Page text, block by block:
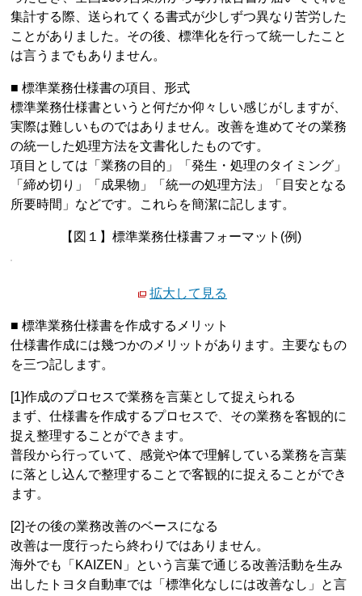
集計する際、送られてくる書式が少しずつ異なり苦労した
ことがありました。その後、標準化を行って統一したこと
は言うまでもありません。
■ 標準業務仕様書の項目、形式
標準業務仕様書というと何だか仰々しい感じがしますが、
実際は難しいものではありません。改善を進めてその業務
の統一した処理方法を文書化したものです。
項目としては「業務の目的」「発生・処理のタイミング」
「締め切り」「成果物」「統一の処理方法」「目安となる
所要時間」などです。これらを簡潔に記します。
【図１】標準業務仕様書フォーマット(例)
拡大して見る
■ 標準業務仕様書を作成するメリット
仕様書作成には幾つかのメリットがあります。主要なもの
を三つ記します。
[1]作成のプロセスで業務を言葉として捉えられる
まず、仕様書を作成するプロセスで、その業務を客観的に
捉え整理することができます。
普段から行っていて、感覚や体で理解している業務を言葉
に落とし込んで整理することで客観的に捉えることができ
ます。
[2]その後の業務改善のベースになる
改善は一度行ったら終わりではありません。
海外でも「KAIZEN」という言葉で通じる改善活動を生み
出したトヨタ自動車では「標準化なしには改善なし」と言